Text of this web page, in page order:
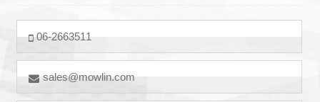
06-2663511
sales@mowlin.com